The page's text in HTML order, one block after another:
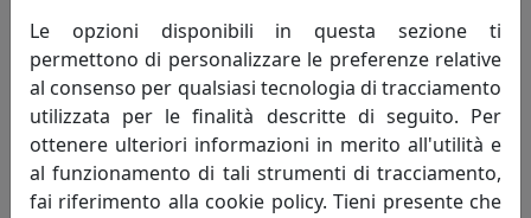
Le opzioni disponibili in questa sezione ti
permettono di personalizzare le preferenze relative
al consenso per qualsiasi tecnologia di tracciamento
utilizzata per le finalità descritte di seguito. Per
ottenere ulteriori informazioni in merito all'utilità e
al funzionamento di tali strumenti di tracciamento,
fai riferimento alla cookie policy. Tieni presente che